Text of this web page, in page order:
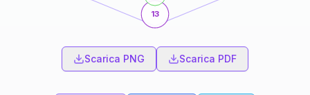
13
Scarica PNG Scarica PDF